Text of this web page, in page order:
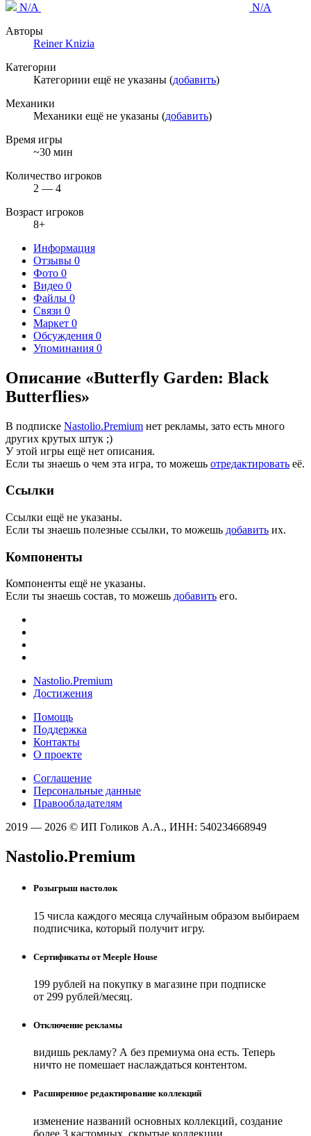
N/A
N/A
Авторы
Reiner Knizia
Категории
Категориии ещё не указаны (добавить)
Механики
Механики ещё не указаны (добавить)
Время игры
~30 мин
Количество игроков
2 — 4
Возраст игроков
8+
Информация
Отзывы 0
Фото 0
Видео 0
Файлы 0
Связи 0
Маркет 0
Обсуждения 0
Упоминания 0
Описание «Butterfly Garden: Black
Butterflies»
В подписке Nastolio.Premium нет рекламы, зато есть много
других крутых штук ;)
У этой игры ещё нет описания.
Если ты знаешь о чем эта игра, то можешь отредактировать её.
Ссылки
Ссылки ещё не указаны.
Если ты знаешь полезные ссылки, то можешь добавить их.
Компоненты
Компоненты ещё не указаны.
Если ты знаешь состав, то можешь добавить его.
Nastolio.Premium
Достижения
Помощь
Поддержка
Контакты
О проекте
Соглашение
Персональные данные
Правообладателям
2019 — 2026 © ИП Голиков А.А., ИНН: 540234668949
Nastolio.Premium
Розыгрыш настолок
15 числа каждого месяца случайным образом выбираем
подписчика, который получит игру.
Сертификаты от Meeple House
199 рублей на покупку в магазине при подписке
от 299 рублей/месяц.
Отключение рекламы
видишь рекламу? А без премиума она есть. Теперь
ничто не помешает наслаждаться контентом.
Расширенное редактирование коллекций
изменение названий основных коллекций, создание
более 3 кастомных, скрытые коллекции